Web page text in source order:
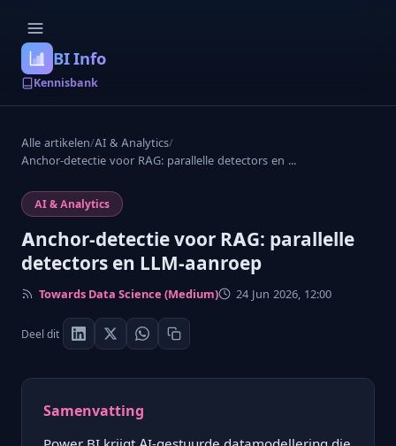
BI Info
Kennisbank
Alle artikelen/AI & Analytics/
Anchor-detectie voor RAG: parallelle detectors en ...
AI & Analytics
Anchor-detectie voor RAG: parallelle
detectors en LLM-aanroep
Towards Data Science (Medium) 24 Jun 2026, 12:00
Deel dit
Samenvatting